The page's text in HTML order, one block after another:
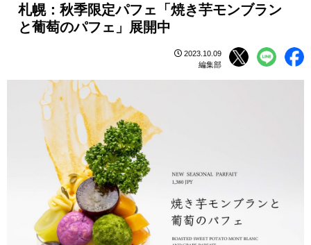
札幌：秋季限定パフェ「焼き芋モンブラン
と葡萄のパフェ」展開中
2023.10.09
編集部